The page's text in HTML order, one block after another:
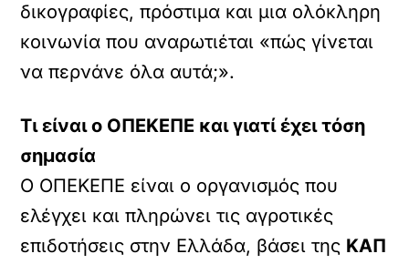
δικογραφίες, πρόστιμα και μια ολόκληρη
κοινωνία που αναρωτιέται «πώς γίνεται
να περνάνε όλα αυτά;».
Τι είναι ο ΟΠΕΚΕΠΕ και γιατί έχει τόση
σημασία
Ο ΟΠΕΚΕΠΕ είναι ο οργανισμός που
ελέγχει και πληρώνει τις αγροτικές
επιδοτήσεις στην Ελλάδα, βάσει της ΚΑΠ